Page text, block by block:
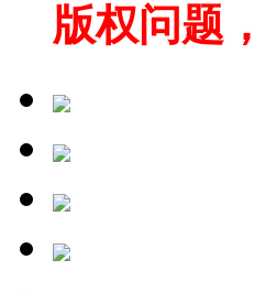
版权问题